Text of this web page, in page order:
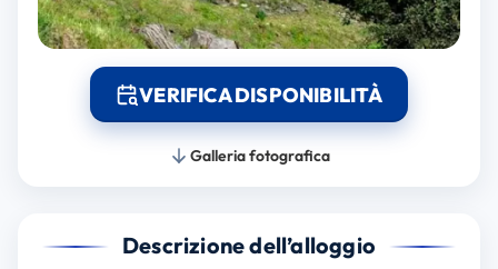
VERIFICA DISPONIBILITÀ
Galleria fotografica
Descrizione dell’alloggio